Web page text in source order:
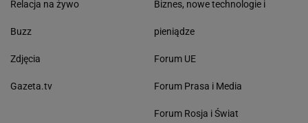
Relacja na żywo
Buzz
Zdjęcia
Gazeta.tv
Biznes, nowe technologie i
pieniądze
Forum UE
Forum Prasa i Media
Forum Rosja i Świat